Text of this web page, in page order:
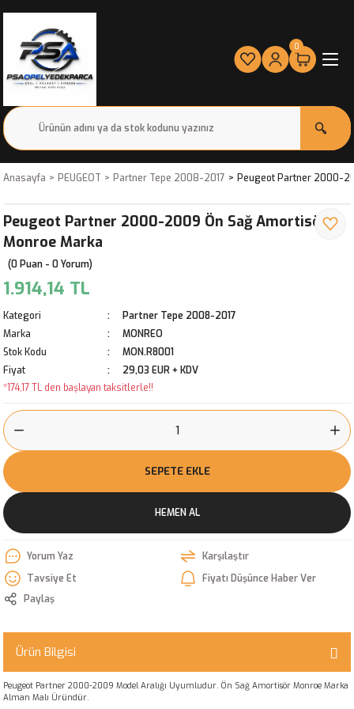
0
Anasayfa PEUGEOT Partner Tepe 2008-2017 Peugeot Partner 2000-
Peugeot Partner 2000-2009 Ön Sağ Amortisör
Monroe Marka
(0 Puan - 0 Yorum)
1.914,14 TL
Kategori
Partner Tepe 2008-2017
Marka
MONREO
Stok Kodu
MON.R8001
Fiyat
29,03 EUR + KDV
*174,17 TL den başlayan taksitlerle!!
SEPETE EKLE
HEMEN AL
Yorum Yaz
Karşılaştır
Tavsiye Et
Fiyatı Düşünce Haber Ver
Paylaş
Ürün Bilgisi
Peugeot Partner 2000-2009 Model Aralığı Uyumludur. Ön Sağ Amortisör Monroe Marka
Alman Malı Üründür.